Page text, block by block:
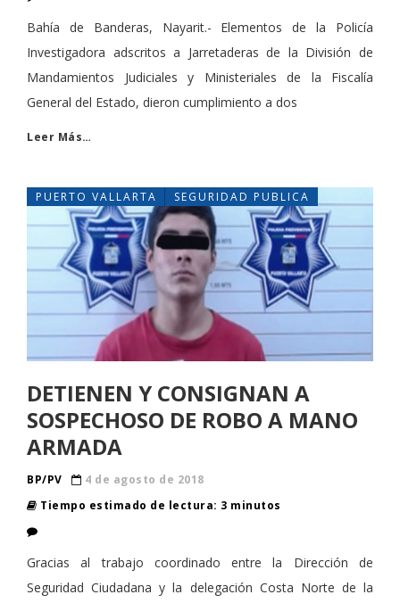
Bahía de Banderas, Nayarit.- Elementos de la Policía
Investigadora adscritos a Jarretaderas de la División de
Mandamientos Judiciales y Ministeriales de la Fiscalía
General del Estado, dieron cumplimiento a dos
Leer Más…
PUERTO VALLARTA SEGURIDAD PUBLICA
DETIENEN Y CONSIGNAN A
SOSPECHOSO DE ROBO A MANO
ARMADA
BP/PV
4 de agosto de 2018
Tiempo estimado de lectura: 3 minutos
Gracias al trabajo coordinado entre la Dirección de
Seguridad Ciudadana y la delegación Costa Norte de la